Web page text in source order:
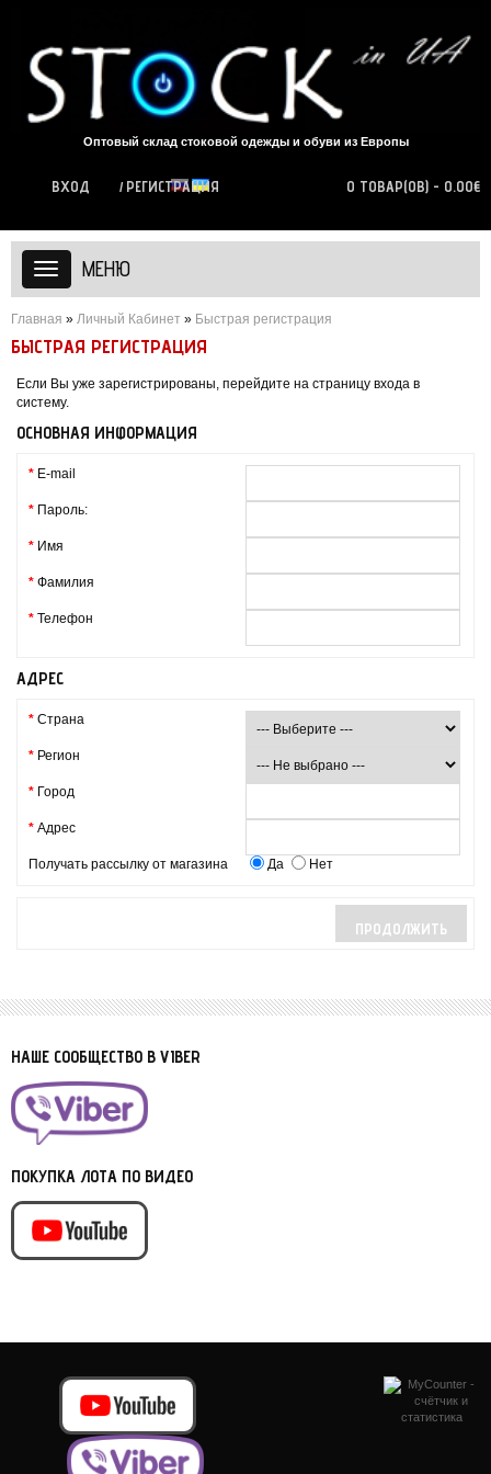
Оптовый склад стоковой одежды и обуви из Европы
0 ТОВАР(ОВ) - 0.00€
ВХОД РЕГИСТРАЦИЯ
МЕНЮ
Главная » Личный Кабинет » Быстрая регистрация
БЫСТРАЯ РЕГИСТРАЦИЯ
Если Вы уже зарегистрированы, перейдите на страницу входа в
систему.
ОСНОВНАЯ ИНФОРМАЦИЯ
* E-mail
* Пароль:
* Имя
* Фамилия
* Телефон
АДРЕС
* Страна
* Регион
* Город
* Адрес
Получать рассылку от магазина Да Нет
ПРОДОЛЖИТЬ
НАШЕ СООБЩЕСТВО В VIBER
ПОКУПКА ЛОТА ПО ВИДЕО